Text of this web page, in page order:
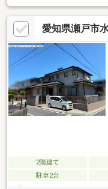
め、2世帯住宅としても
当たりが良く、プライバ
ロピア尾張旭支店まで
で1410m（徒歩18分）●
分）
愛知県瀬戸市
2階建て
駐車2台